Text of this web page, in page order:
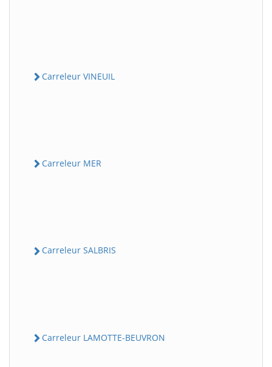
Carreleur VINEUIL
Carreleur MER
Carreleur SALBRIS
Carreleur LAMOTTE-BEUVRON